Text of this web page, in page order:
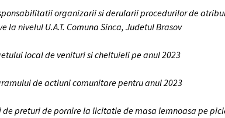
organizarii si derularii procedurilor de
nivelul U.A.T. Comuna Sinca, Judetul Brasov
local de venituri si cheltuieli pe anul 2023
de actiuni comunitare pentru anul 2023
preturi de pornire la licitatie de masa lemnoasa pe